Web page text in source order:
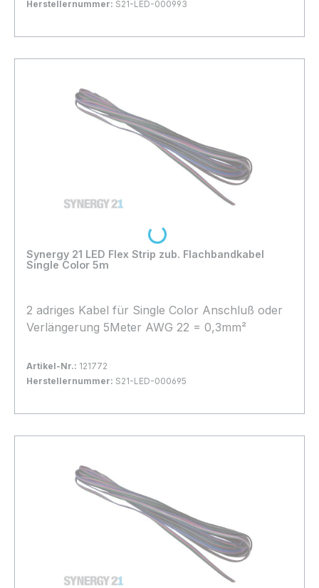
Herstellernummer: S21-LED-000993
In den Warenkorb
Synergy 21 LED Flex Strip zub. Flachbandkabel
Single Color 5m
2 adriges Kabel für Single Color Anschluß oder
Verlängerung 5Meter AWG 22 = 0,3mm²
Artikel-Nr.: 121772
Herstellernummer: S21-LED-000695
In den Warenkorb
Loading...